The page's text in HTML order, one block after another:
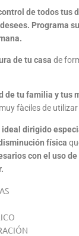
de todos tus
Programa
de tu casa de
de tu familia y tus
fàciles de
dirigido
física
con el uso